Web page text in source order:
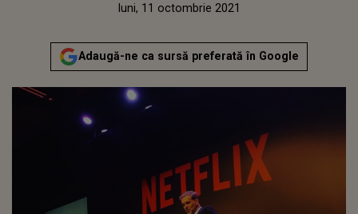
luni, 11 octombrie 2021Actualizat:
luni, 11 octombrie 2021
Adaugă-ne ca sursă preferată în Google